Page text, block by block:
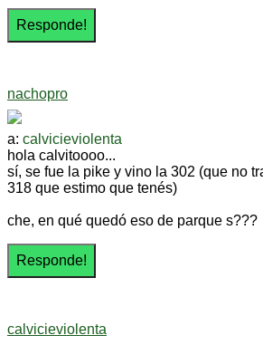
nachopro
a: calvicieviolenta
hola calvitoooo...
sí, se fue la pike y vino la 302 (que no
318 que estimo que tenés)
che, en qué quedó eso de parque s???
calvicieviolenta